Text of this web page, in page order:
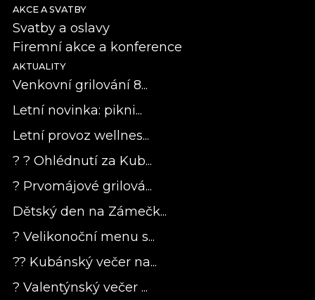
AKCE A SVATBY
Svatby a oslavy
Firemní akce a konference
AKTUALITY
Venkovní grilování 8...
Letní novinka: pikni...
Letní provoz wellnes...
? ? Ohlédnutí za Kub...
? Prvomájové grilová...
Dětský den na Zámečk...
? Velikonoční menu s...
?? Kubánský večer na...
? Valentýnský večer ...